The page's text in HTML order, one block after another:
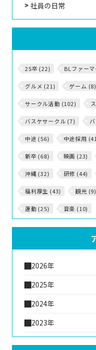
社員の日常
25卒 (22) BLファー
グルメ (21) ゲーム (8)
サークル活動 (102)
バスケサークル (7)
中途 (56) 中途採用
新卒 (68) 映画 (23)
沖縄 (32) 研修 (44)
福利厚生 (43) 観光 (9)
運動 (25) 音楽 (10)
2026年
2025年
2024年
2023年